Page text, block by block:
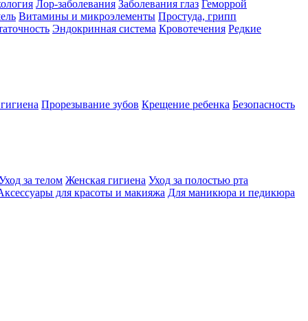
Лор-заболевания Заболевания глаз Геморрой
Витамины и микроэлементы Простуда, грипп
Эндокринная система Кровотечения Редкие
Прорезывание зубов Крещение ребенка Безопасность
за телом Женская гигиена Уход за полостью рта
для красоты и макияжа Для маникюра и педикюра